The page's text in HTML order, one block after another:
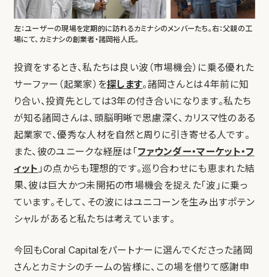
左：ユーザーの現場を定期的に訪れるカミナシのメンバーたち。右：父親の工
場にて、カミナシの創業者・諸岡裕人氏。
投資をするとき、私たちは良い波（市場機会）に乗る優れた
サーファー（起業家）を探します。諸岡さんとは4年前に知
り合い、投資先としては3年の付き合いになります。私たち
が知る諸岡さんは、頭脳明晰で思慮深く、カリスマ性のある
起業家で、優秀な人材を自然と周りに引き寄せる人です。
また、彼のユニークな経歴は「 ファウンダー・マーケット・フ
ィット 」の点からも理想的です。巡り合わせにも恵まれた結
果、彼は巨大かつ未開拓の市場機会を捉えた「波」に乗っ
ています。そして、その波にはユニコーンを生み出すポテン
シャルがあると私たちは考えています。
今回もCoral Capitalをパートナーに選んでくださった諸岡
さんとカミナシのチームの皆様に、この場を借りて感謝申